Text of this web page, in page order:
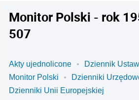
Monitor Polski - rok
507
Akty ujednolicone
Dziennik Ustaw
Monitor Polski
Dzienniki
Dzienniki Unii Europejskiej